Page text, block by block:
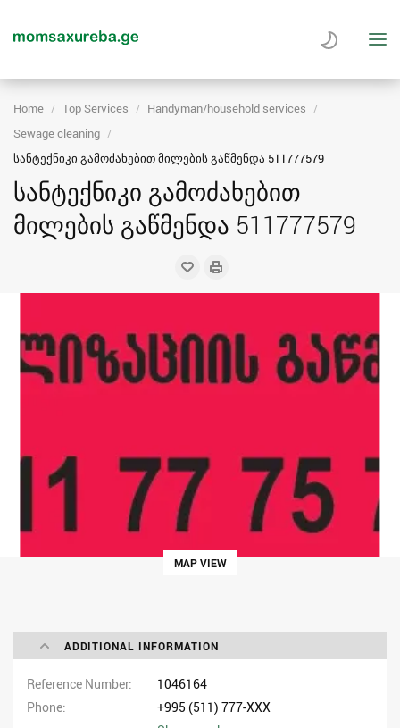
Home Top Services
Handyman/household services
Sewage cleaning
სანტექნიკი გამოძახებით მილების გაწმენდა 511777579
სანტექნიკი გამოძახებით
მილების გაწმენდა 511777579
MAP VIEW
ADDITIONAL INFORMATION
Reference Number
1046164
Phone
+995 (511) 777-XXX